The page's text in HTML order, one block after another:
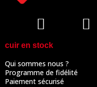
cuir en stock
Qui sommes nous ?
Programme de fidélité
Paiement sécurisé